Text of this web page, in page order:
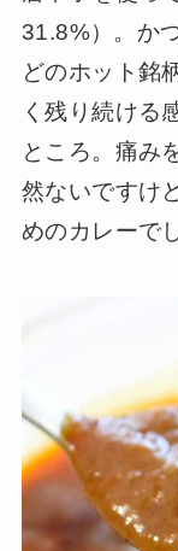
31.8%）。か
どのホット銘
く残り続ける
ところ。痛み
然ないですけ
めのカレーで